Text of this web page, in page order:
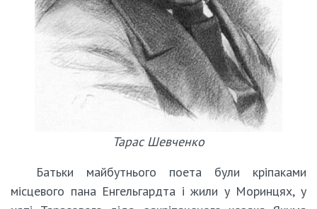
Тарас Шевченко
Батьки майбутнього поета були кріпаками
місцевого пана Енгельгардта і жили у Моринцях, у